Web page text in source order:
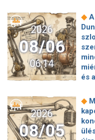
2026
08/06
06:14
◆
és
2026
08/05
◆